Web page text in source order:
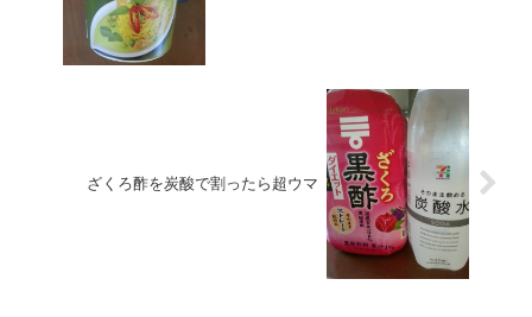
ざくろ酢を炭酸で割ったら超ウマ